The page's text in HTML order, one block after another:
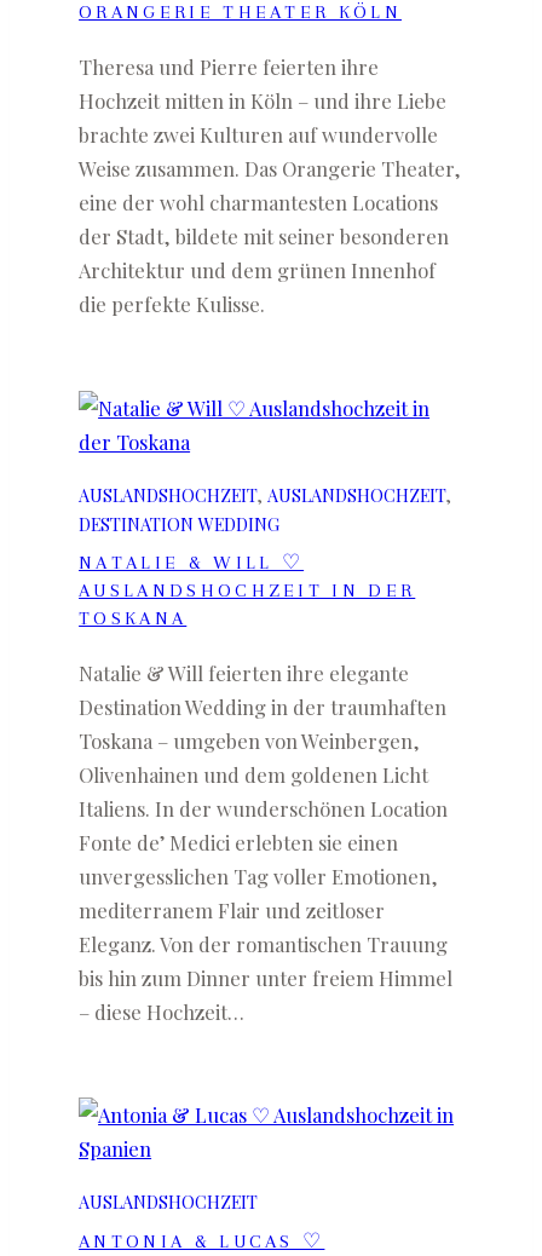
ORANGERIE THEATER KÖLN
Theresa und Pierre feierten ihre
Hochzeit mitten in Köln – und ihre Liebe
brachte zwei Kulturen auf wundervolle
Weise zusammen. Das Orangerie Theater,
eine der wohl charmantesten Locations
der Stadt, bildete mit seiner besonderen
Architektur und dem grünen Innenhof
die perfekte Kulisse.
AUSLANDSHOCHZEIT, AUSLANDSHOCHZEIT
DESTINATION WEDDING
NATALIE & WILL ♡
AUSLANDSHOCHZEIT IN DER
TOSKANA
Natalie & Will feierten ihre elegante
Destination Wedding in der traumhaften
Toskana – umgeben von Weinbergen,
Olivenhainen und dem goldenen Licht
Italiens. In der wunderschönen Location
Fonte de’ Medici erlebten sie einen
unvergesslichen Tag voller Emotionen,
mediterranem Flair und zeitloser
Eleganz. Von der romantischen Trauung
bis hin zum Dinner unter freiem Himmel
– diese Hochzeit…
AUSLANDSHOCHZEIT
ANTONIA & LUCAS ♡